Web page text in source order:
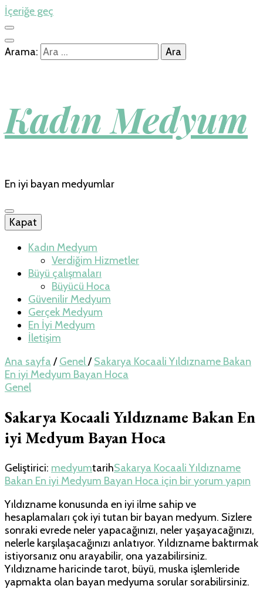
İçeriğe geç
Arama:
Kadın Medyum
En iyi bayan medyumlar
Kapat
Kadın Medyum
Verdiğim Hizmetler
Büyü çalışmaları
Büyücü Hoca
Güvenilir Medyum
Gerçek Medyum
En İyi Medyum
İletişim
Ana sayfa / Genel/ Sakarya Kocaali Yıldızname Bakan
En iyi Medyum Bayan Hoca
Genel
Sakarya Kocaali Yıldızname Bakan En
iyi Medyum Bayan Hoca
Geliştirici: medyumtarihSakarya Kocaali Yıldızname
Bakan En iyi Medyum Bayan Hoca için bir yorum yapın
Yıldızname konusunda en iyi ilme sahip ve
hesaplamaları çok iyi tutan bir bayan medyum. Sizlere
sonraki evrede neler yapacağınızı, neler yaşayacağınızı,
nelerle karşılaşacağınızı anlatıyor. Yıldızname baktırmak
istiyorsanız onu arayabilir, ona yazabilirsiniz.
Yıldızname haricinde tarot, büyü, muska işlemleride
yapmakta olan bayan medyuma sorular sorabilirsiniz.